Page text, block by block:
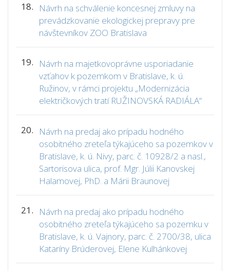
18.
Návrh na schválenie koncesnej zmluvy na
prevádzkovanie ekologickej prepravy pre
návštevníkov ZOO Bratislava
19.
Návrh na majetkovoprávne usporiadanie
vzťahov k pozemkom v Bratislave, k. ú.
Ružinov, v rámci projektu „Modernizácia
električkových tratí RUŽINOVSKÁ RADIÁLA“
20.
Návrh na predaj ako prípadu hodného
osobitného zreteľa týkajúceho sa pozemkov v
Bratislave, k. ú. Nivy, parc. č. 10928/2 a nasl.,
Sartorisova ulica, prof. Mgr. Júlii Kanovskej
Halamovej, PhD. a Márii Braunovej
21.
Návrh na predaj ako prípadu hodného
osobitného zreteľa týkajúceho sa pozemku v
Bratislave, k. ú. Vajnory, parc. č. 2700/38, ulica
Kataríny Brúderovej, Elene Kulhánkovej